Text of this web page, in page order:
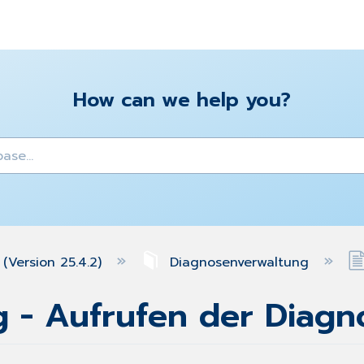
How can we help you?
25.4.2) Diagnosenverwaltung
- Aufrufen der